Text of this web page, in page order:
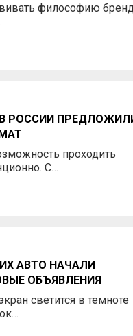
философию
РОССИИ
проходить
С…
АВТО НАЧАЛИ
ОБЪЯВЛЕНИЯ
светится в темноте